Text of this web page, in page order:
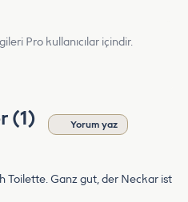
Pro kullanıcılar içindir.
(1) Yorum yaz
Toilette. Ganz gut, der Neckar ist